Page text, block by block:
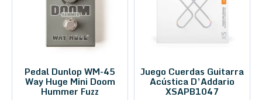
Pedal Dunlop WM-45
Way Huge Mini Doom
Hummer Fuzz
Juego Cuerdas Guitarra
Acústica D’Addario
XSAPB1047